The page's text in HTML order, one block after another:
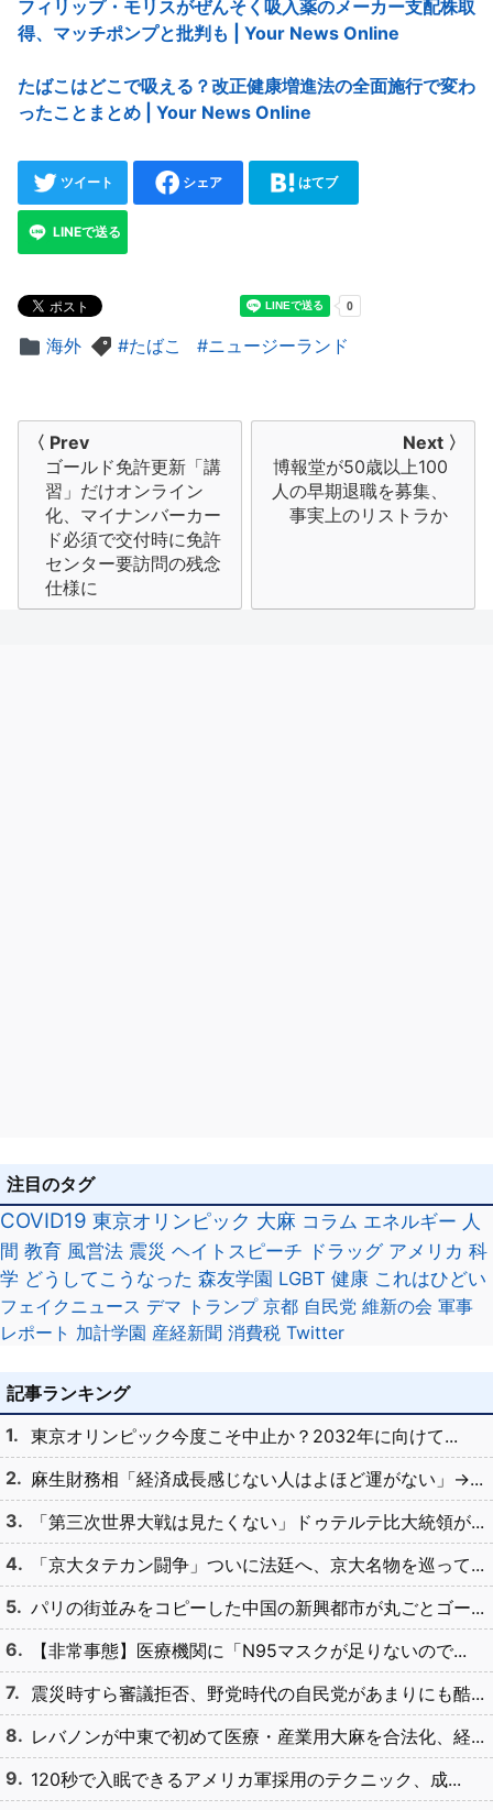
フィリップ・モリスがぜんそく吸入薬のメーカー支配株取
得、マッチポンプと批判も | Your News Online
たばこはどこで吸える？改正健康増進法の全面施行で変わ
ったことまとめ | Your News Online
ツイート シェア はてブ
LINEで送る
海外 たばこ ニュージーランド
〈 Prev
ゴールド免許更新「講
習」だけオンライン
化、マイナンバーカー
ド必須で交付時に免許
センター要訪問の残念
仕様に
Next 〉
博報堂が50歳以上100
人の早期退職を募集、
事実上のリストラか
注目のタグ
COVID19 東京オリンピック 大麻 コラム エネルギー 人
間 教育 風営法 震災 ヘイトスピーチ ドラッグ アメリカ 科
学 どうしてこうなった 森友学園 LGBT 健康 これはひどい
フェイクニュース デマ トランプ 京都 自民党 維新の会 軍事
レポート 加計学園 産経新聞 消費税 Twitter
記事ランキング
東京オリンピック今度こそ中止か？2032年に向けて...
麻生財務相「経済成長感じない人はよほど運がない」→...
「第三次世界大戦は見たくない」ドゥテルテ比大統領が...
「京大タテカン闘争」ついに法廷へ、京大名物を巡って...
パリの街並みをコピーした中国の新興都市が丸ごとゴー...
【非常事態】医療機関に「N95マスクが足りないので...
震災時すら審議拒否、野党時代の自民党があまりにも酷...
レバノンが中東で初めて医療・産業用大麻を合法化、経...
120秒で入眠できるアメリカ軍採用のテクニック、成...